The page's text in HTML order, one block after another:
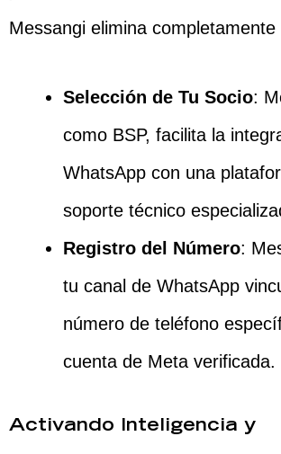
Messangi elimina
Selección de Tu Socio:
como BSP, facilita la
WhatsApp con una
soporte técnico
Registro del Número:
tu canal de WhatsApp
número de teléfono
cuenta de Meta verificada.
Activando Inteligencia y